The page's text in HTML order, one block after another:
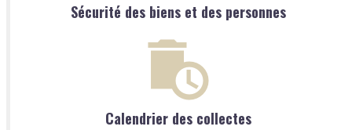
Sécurité des biens et des personnes
Calendrier des collectes